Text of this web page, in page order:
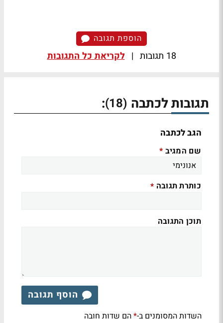
הוספת תגובה
18 תגובות | לקריאת כל התגובות
תגובות לכתבה (18)
:
הגב לכתבה
שם המגיב *
כותרת תגובה *
תוכן התגובה
הוסף תגובה
השדות המסומנים ב-*הם שדות חובה